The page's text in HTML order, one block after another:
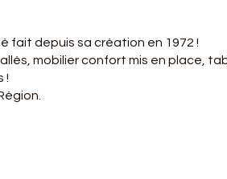
fait depuis sa création en 1972 !
mobilier confort mis en place,
!